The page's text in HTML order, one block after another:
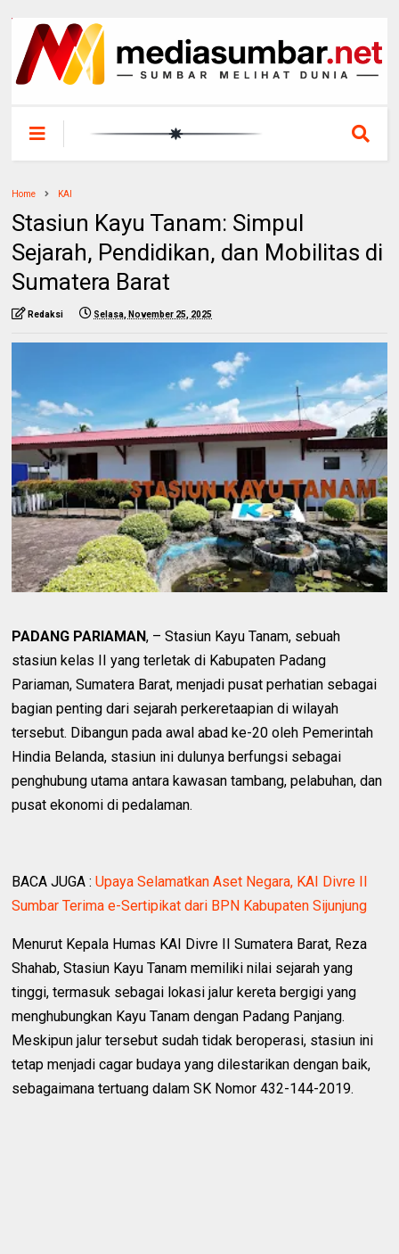
Home KAI
Stasiun Kayu Tanam: Simpul
Sejarah, Pendidikan, dan Mobilitas di
Sumatera Barat
Redaksi Selasa, November 25, 2025
PADANG PARIAMAN, – Stasiun Kayu Tanam, sebuah
stasiun kelas II yang terletak di Kabupaten Padang
Pariaman, Sumatera Barat, menjadi pusat perhatian sebagai
bagian penting dari sejarah perkeretaapian di wilayah
tersebut. Dibangun pada awal abad ke-20 oleh Pemerintah
Hindia Belanda, stasiun ini dulunya berfungsi sebagai
penghubung utama antara kawasan tambang, pelabuhan, dan
pusat ekonomi di pedalaman.
BACA JUGA :Upaya Selamatkan Aset Negara, KAI Divre II
Sumbar Terima e-Sertipikat dari BPN Kabupaten Sijunjung
Menurut Kepala Humas KAI Divre II Sumatera Barat, Reza
Shahab, Stasiun Kayu Tanam memiliki nilai sejarah yang
tinggi, termasuk sebagai lokasi jalur kereta bergigi yang
menghubungkan Kayu Tanam dengan Padang Panjang.
Meskipun jalur tersebut sudah tidak beroperasi, stasiun ini
tetap menjadi cagar budaya yang dilestarikan dengan baik,
sebagaimana tertuang dalam SK Nomor 432-144-2019.